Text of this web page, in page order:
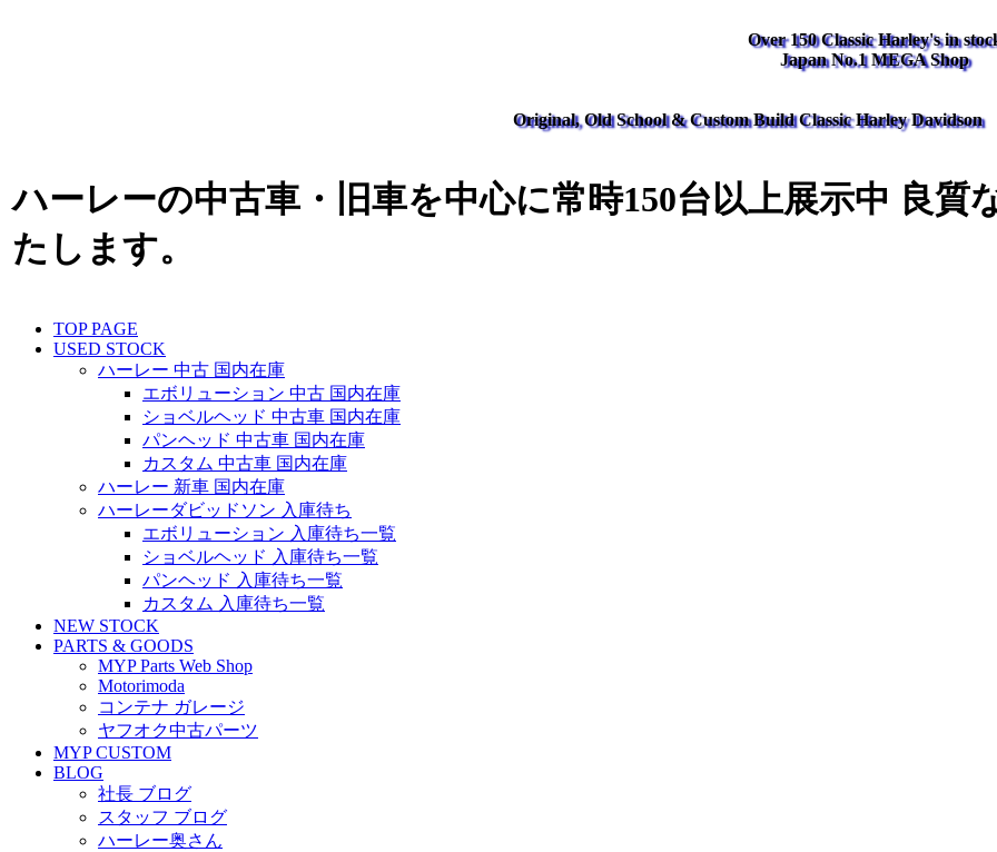
Over 150 Classic Harley's in
Japan No.1 MEGA Shop
Original, Old School & Custom Build Classic Harley Davidson
ハーレーの中古車・旧車を中心に常時150台以上展示中 良質
たします。
TOP PAGE
USED STOCK
ハーレー 中古 国内在庫
エボリューション 中古 国内在庫
ショベルヘッド 中古車 国内在庫
パンヘッド 中古車 国内在庫
カスタム 中古車 国内在庫
ハーレー 新車 国内在庫
ハーレーダビッドソン 入庫待ち
エボリューション 入庫待ち一覧
ショベルヘッド 入庫待ち一覧
パンヘッド 入庫待ち一覧
カスタム 入庫待ち一覧
NEW STOCK
PARTS & GOODS
MYP Parts Web Shop
Motorimoda
コンテナ ガレージ
ヤフオク中古パーツ
MYP CUSTOM
BLOG
社長 ブログ
スタッフ ブログ
ハーレー奥さん